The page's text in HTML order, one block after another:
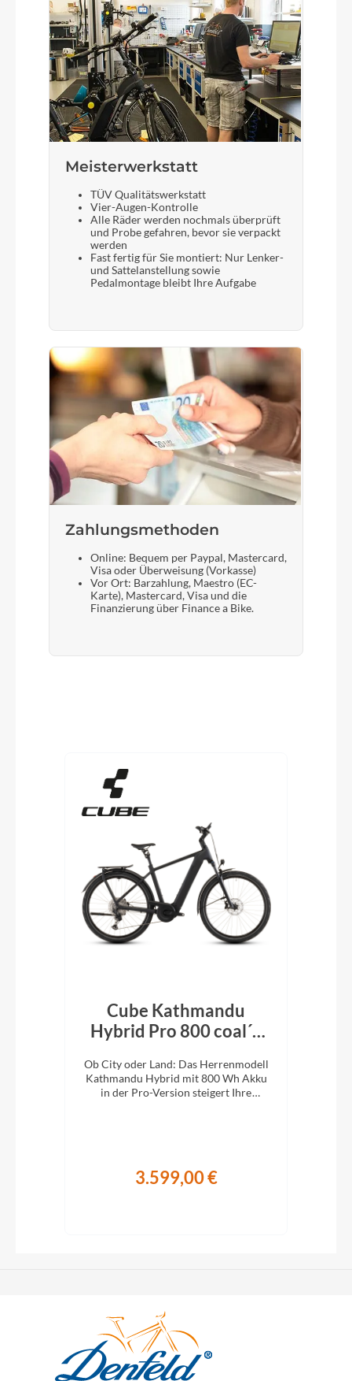
Meisterwerkstatt
TÜV Qualitätswerkstatt
Vier-Augen-Kontrolle
Alle Räder werden nochmals überprüft
und Probe gefahren, bevor sie verpackt
werden
Fast fertig für Sie montiert: Nur Lenker-
und Sattelanstellung sowie
Pedalmontage bleibt Ihre Aufgabe
Zahlungsmethoden
Online: Bequem per Paypal, Mastercard,
Visa oder Überweisung (Vorkasse)
Vor Ort: Barzahlung, Maestro (EC-
Karte), Mastercard, Visa und die
Finanzierung über Finance a Bike.
Cube Kathmandu
Hybrid Pro 800 coal´n
Ob City oder Land: Das Herrenmodell
Kathmandu Hybrid mit 800 Wh Akku
in der Pro-Version steigert Ihre
3.599,00 €